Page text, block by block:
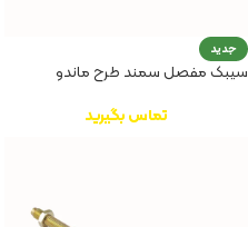
جدید
سیبک مفصل سمند طرح ماندو
تماس بگیرید